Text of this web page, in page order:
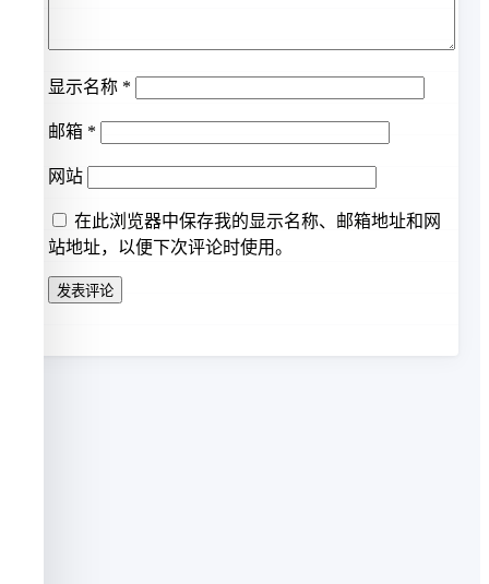
显示名称 *
邮箱 *
网站
在此浏览器中保存我的显示名称、邮箱地址和网
站地址，以便下次评论时使用。